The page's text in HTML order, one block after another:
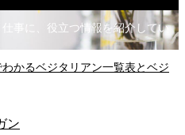
事に、役立つ情報を紹介してい
かるベジタリアン一覧表とベジ
ン